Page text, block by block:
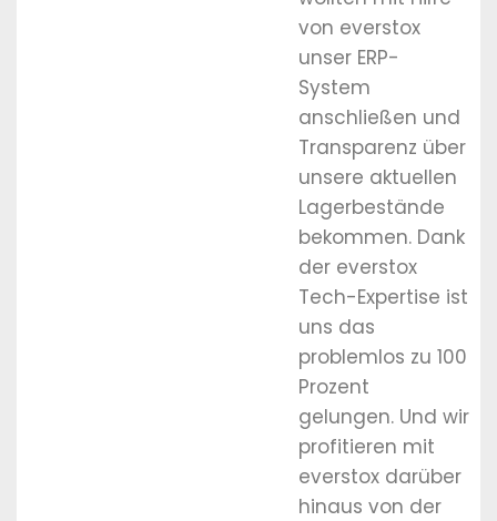
von everstox
unser ERP-
System
anschließen und
Transparenz über
unsere aktuellen
Lagerbestände
bekommen. Dank
der everstox
Tech-Expertise ist
uns das
problemlos zu 100
Prozent
gelungen. Und wir
profitieren mit
everstox darüber
hinaus von der